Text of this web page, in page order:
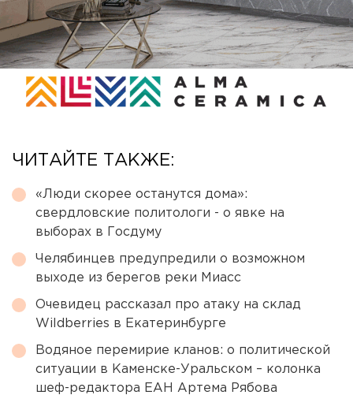
ЧИТАЙТЕ ТАКЖЕ:
«Люди скорее останутся дома»:
свердловские политологи - о явке на
выборах в Госдуму
Челябинцев предупредили о возможном
выходе из берегов реки Миасс
Очевидец рассказал про атаку на склад
Wildberries в Екатеринбурге
Водяное перемирие кланов: о политической
ситуации в Каменске-Уральском – колонка
шеф-редактора ЕАН Артема Рябова